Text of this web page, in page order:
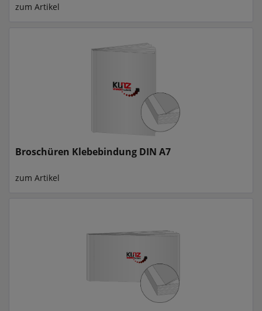
zum Artikel
Broschüren Klebebindung DIN A7
zum Artikel